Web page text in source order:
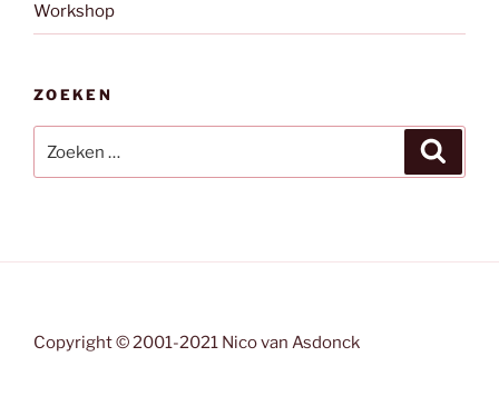
Workshop
ZOEKEN
naar:
Copyright © 2001-2021 Nico van Asdonck